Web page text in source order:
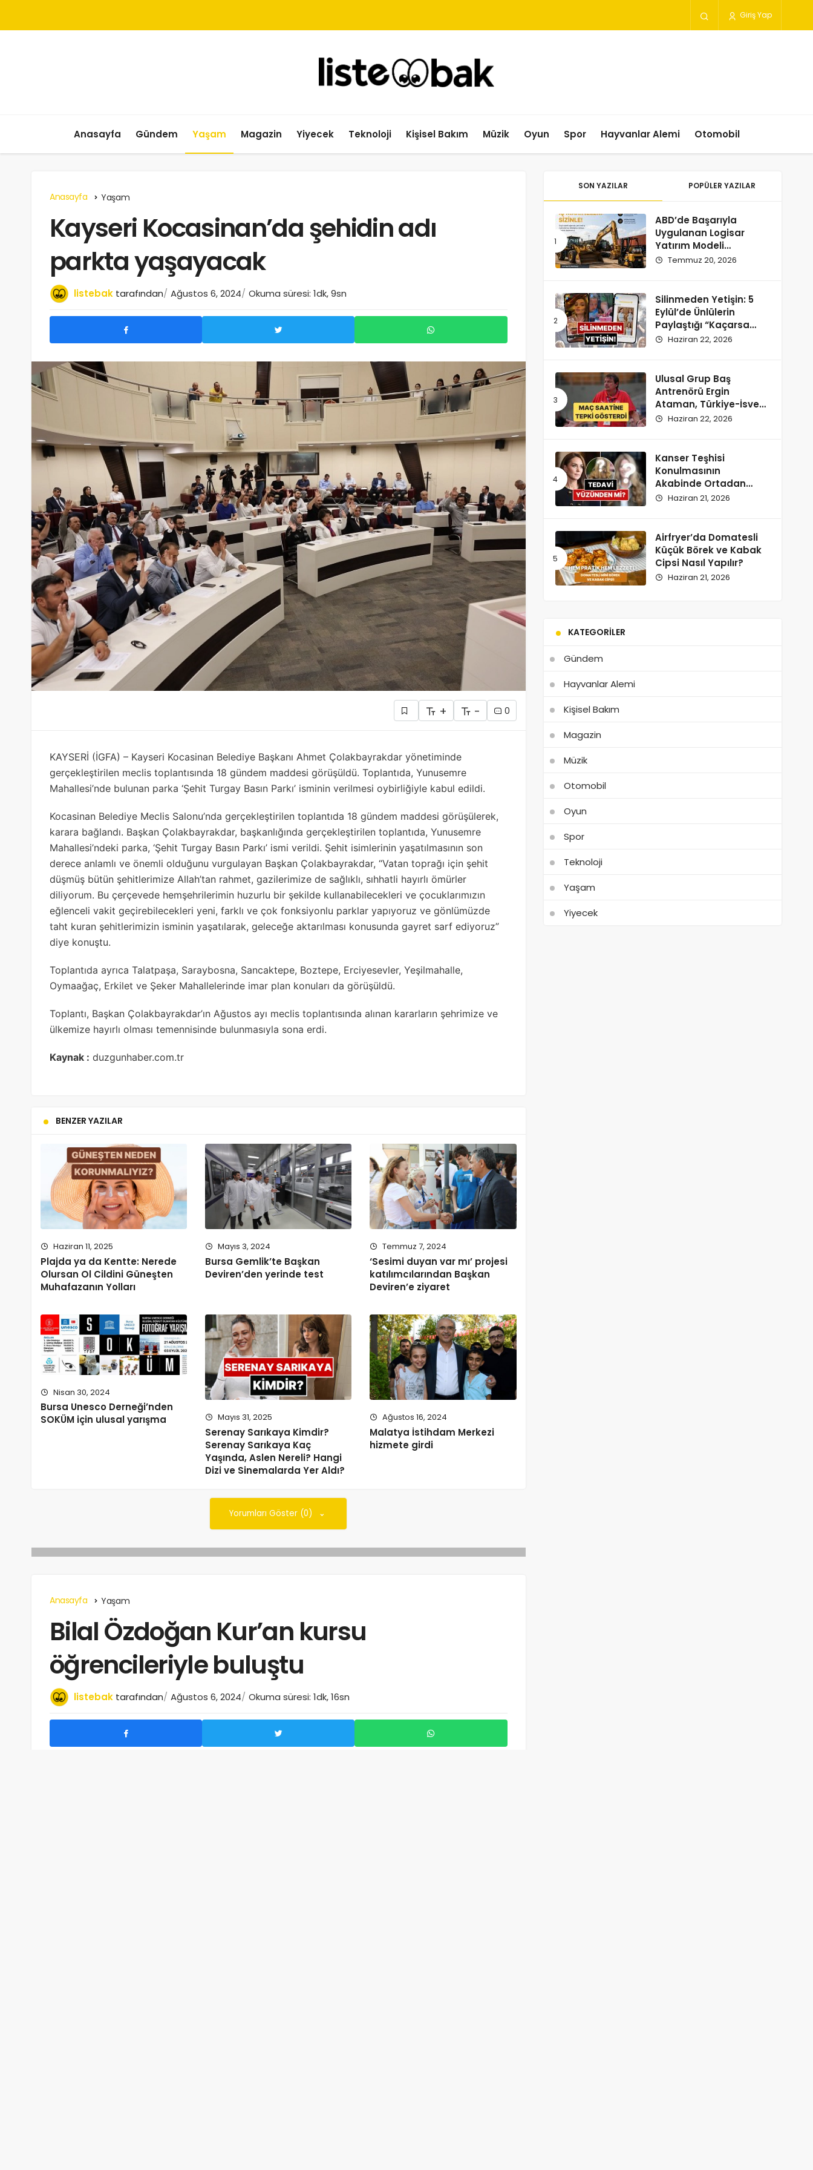
Giriş Yap
Anasayfa Gündem Yaşam Magazin Yiyecek Teknoloji Kişisel Bakım Müzik Oyun Spor Hayvanlar Alemi Otomobil
Anasayfa Yaşam
Kayseri Kocasinan’da şehidin adı
parkta yaşayacak
listebak tarafından Ağustos 6, 2024 Okuma süresi: 1dk, 9sn
+ - 0
KAYSERİ (İGFA) – Kayseri Kocasinan Belediye Başkanı Ahmet Çolakbayrakdar yönetiminde
gerçekleştirilen meclis toplantısında 18 gündem maddesi görüşüldü. Toplantıda, Yunusemre
Mahallesi’nde bulunan parka ‘Şehit Turgay Basın Parkı’ isminin verilmesi oybirliğiyle kabul edildi.
Kocasinan Belediye Meclis Salonu’nda gerçekleştirilen toplantıda 18 gündem maddesi görüşülerek,
karara bağlandı. Başkan Çolakbayrakdar, başkanlığında gerçekleştirilen toplantıda, Yunusemre
Mahallesi’ndeki parka, ‘Şehit Turgay Basın Parkı’ ismi verildi. Şehit isimlerinin yaşatılmasının son
derece anlamlı ve önemli olduğunu vurgulayan Başkan Çolakbayrakdar, “Vatan toprağı için şehit
düşmüş bütün şehitlerimize Allah’tan rahmet, gazilerimize de sağlıklı, sıhhatli hayırlı ömürler
diliyorum. Bu çerçevede hemşehrilerimin huzurlu bir şekilde kullanabilecekleri ve çocuklarımızın
eğlenceli vakit geçirebilecekleri yeni, farklı ve çok fonksiyonlu parklar yapıyoruz ve gönlümüzde
taht kuran şehitlerimizin isminin yaşatılarak, geleceğe aktarılması konusunda gayret sarf ediyoruz”
diye konuştu.
Toplantıda ayrıca Talatpaşa, Saraybosna, Sancaktepe, Boztepe, Erciyesevler, Yeşilmahalle,
Oymaağaç, Erkilet ve Şeker Mahallelerinde imar plan konuları da görüşüldü.
Toplantı, Başkan Çolakbayrakdar’ın Ağustos ayı meclis toplantısında alınan kararların şehrimize ve
ülkemize hayırlı olması temennisinde bulunmasıyla sona erdi.
Kaynak : duzgunhaber.com.tr
BENZER YAZILAR
Haziran 11, 2025
Plajda ya da Kentte: Nerede
Olursan Ol Cildini Güneşten
Muhafazanın Yolları
Mayıs 3, 2024
Bursa Gemlik’te Başkan
Deviren’den yerinde test
Temmuz 7, 2024
‘Sesimi duyan var mı’ projesi
katılımcılarından Başkan
Deviren’e ziyaret
Nisan 30, 2024
Bursa Unesco Derneği’nden
SOKÜM için ulusal yarışma
Mayıs 31, 2025
Serenay Sarıkaya Kimdir?
Serenay Sarıkaya Kaç
Yaşında, Aslen Nereli? Hangi
Dizi ve Sinemalarda Yer Aldı?
Ağustos 16, 2024
Malatya İstihdam Merkezi
hizmete girdi
Yorumları Göster (0)
Anasayfa Yaşam
Bilal Özdoğan Kur’an kursu
öğrencileriyle buluştu
listebak tarafından Ağustos 6, 2024 Okuma süresi: 1dk, 16sn
SON YAZILAR POPÜLER YAZILAR
ABD’de Başarıyla
Uygulanan Logisar
Yatırım Modeli
Türkiye’ye Geliyor
Temmuz 20, 2026
Silinmeden Yetişin: 5
Eylül’de Ünlülerin
Paylaştığı “Kaçarsa
Yazık Olur” Temalı
Haziran 22, 2026
Ulusal Grup Baş
Antrenörü Ergin
Ataman, Türkiye-İsveç
Maçı Saatine
Haziran 22, 2026
Kanser Teşhisi
Konulmasının
Akabinde Ortadan
Kaybolan Kate
Doğurdu
Haziran 21, 2026
Airfryer’da Domatesli
Küçük Börek ve Kabak
Cipsi Nasıl Yapılır?
Haziran 21, 2026
KATEGORILER
Gündem
Hayvanlar Alemi
Kişisel Bakım
Magazin
Müzik
Otomobil
Oyun
Spor
Teknoloji
Yaşam
Yiyecek